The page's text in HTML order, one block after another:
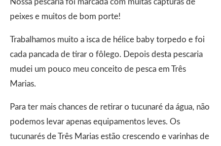
Nossa pescaria foi marcada com muitas capturas de
peixes e muitos de bom porte!
Trabalhamos muito a isca de hélice baby torpedo e foi
cada pancada de tirar o fôlego. Depois desta pescaria
mudei um pouco meu conceito de pesca em Três
Marias.
Para ter mais chances de retirar o tucunaré da água, não
podemos levar apenas equipamentos leves. Os
tucunarés de Três Marias estão crescendo e varinhas de